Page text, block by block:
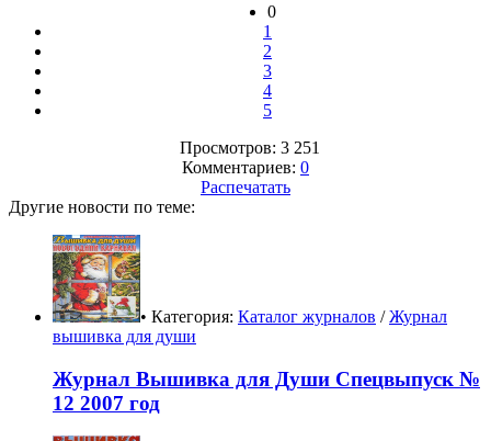
0
1
2
3
4
5
Просмотров: 3 251
Комментариев: 0
Распечатать
Другие новости по теме:
• Категория: Каталог журналов /Журнал
вышивка для души
Журнал Вышивка для Души Спецвыпуск №
12 2007 год